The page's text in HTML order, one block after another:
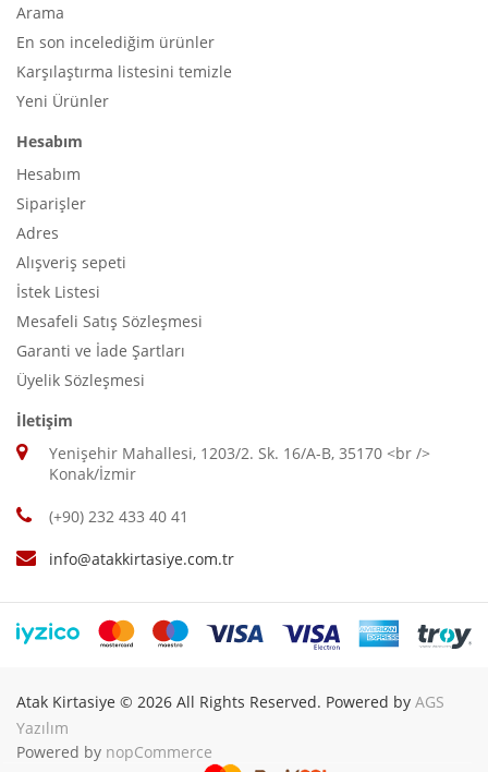
Arama
En son incelediğim ürünler
Karşılaştırma listesini temizle
Yeni Ürünler
Hesabım
Hesabım
Siparişler
Adres
Alışveriş sepeti
İstek Listesi
Mesafeli Satış Sözleşmesi
Garanti ve İade Şartları
Üyelik Sözleşmesi
İletişim
Yenişehir Mahallesi, 1203/2. Sk. 16/A-B, 35170 <br />
Konak/İzmir
(+90) 232 433 40 41
info@atakkirtasiye.com.tr
Atak Kirtasiye © 2026 All Rights Reserved. Powered by AGS
Yazılım
Powered by nopCommerce